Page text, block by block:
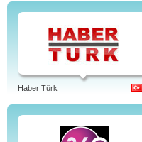
Haber Türk